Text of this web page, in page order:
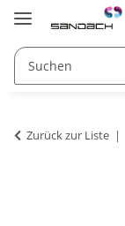
Zurück zur Liste